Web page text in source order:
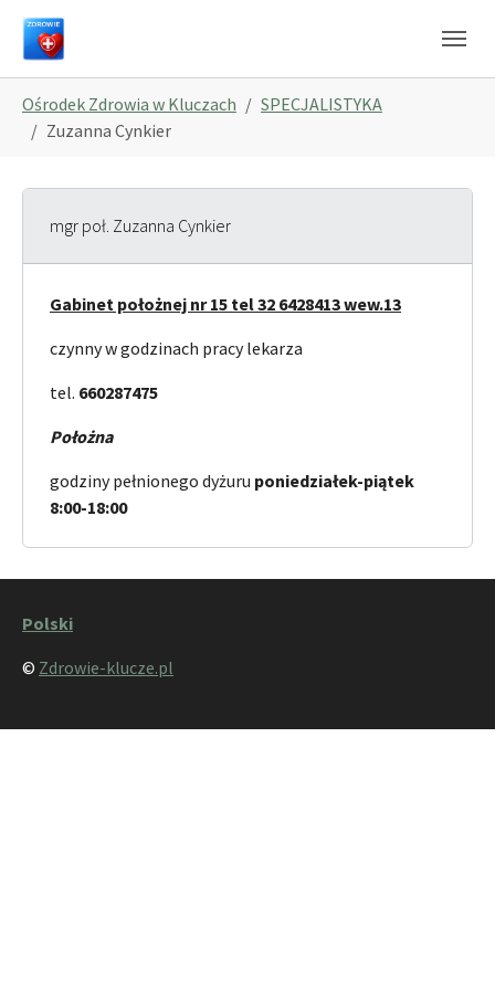
Skip to main navigation
Skip to main content
Skip to page footer
Ośrodek Zdrowia w Kluczach
SPECJALISTYKA
Zuzanna Cynkier
mgr poł. Zuzanna Cynkier
Gabinet położnej nr 15 tel 32 6428413 wew.13
czynny w godzinach pracy lekarza
tel. 660287475
Położna
godziny pełnionego dyżuru poniedziałek-piątek
8:00-18:00
Polski
© Zdrowie-klucze.pl